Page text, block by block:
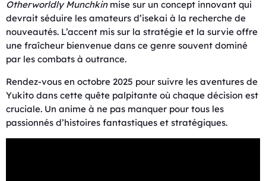
Otherworldly Munchkinmise sur un concept innovant qui
devrait séduire les amateurs d’isekai à la recherche de
nouveautés. L’accent mis sur la stratégie et la survie offre
une fraîcheur bienvenue dans ce genre souvent dominé
par les combats à outrance.
Rendez-vous en octobre 2025 pour suivre les aventures de
Yukito dans cette quête palpitante où chaque décision est
cruciale. Un anime à ne pas manquer pour tous les
passionnés d’histoires fantastiques et stratégiques.